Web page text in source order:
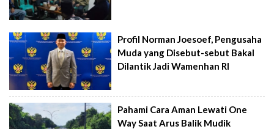
Profil Norman Joesoef, Pengusaha
Muda yang Disebut-sebut Bakal
Dilantik Jadi Wamenhan RI
Pahami Cara Aman Lewati One
Way Saat Arus Balik Mudik